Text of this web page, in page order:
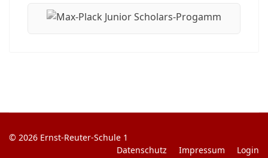
© 2026 Ernst-Reuter-Schule 1
Datenschutz
Impressum Login